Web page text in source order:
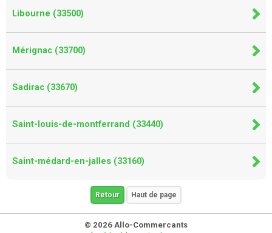
Libourne (33500)
Mérignac (33700)
Sadirac (33670)
Saint-louis-de-montferrand (33440)
Saint-médard-en-jalles (33160)
Retour Haut de page
© 2026 Allo-Commercants